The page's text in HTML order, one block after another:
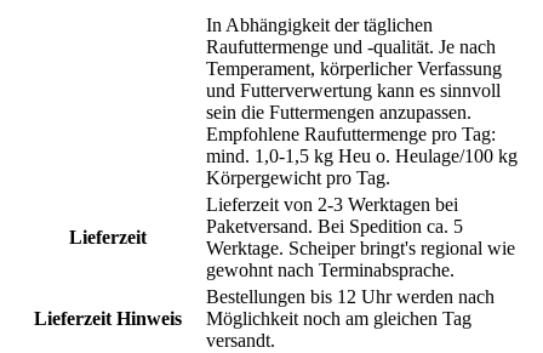
In Abhängigkeit der täglichen
Raufuttermenge und -qualität. Je nach
Temperament, körperlicher Verfassung
und Futterverwertung kann es sinnvoll
sein die Futtermengen anzupassen.
Empfohlene Raufuttermenge pro Tag:
mind. 1,0-1,5 kg Heu o. Heulage/100 kg
Körpergewicht pro Tag.
Lieferzeit
Lieferzeit von 2-3 Werktagen bei
Paketversand. Bei Spedition ca. 5
Werktage. Scheiper bringt's regional wie
gewohnt nach Terminabsprache.
Lieferzeit Hinweis
Bestellungen bis 12 Uhr werden nach
Möglichkeit noch am gleichen Tag
versandt.